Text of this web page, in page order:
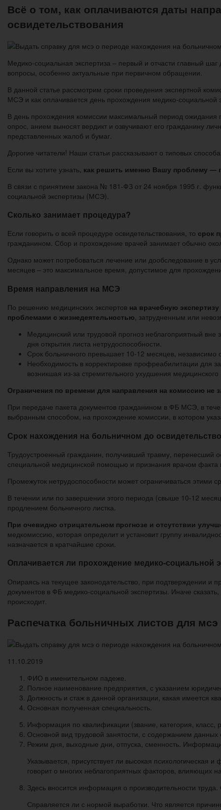
Всё о том, как оплачиваются даты
освидетельствования
Медико-социальная экспертиза – первый и отчасти главный
вопросы, особенно актуальные при первичном обращении.
В данной статье рассмотрим сроки проведения экспертной
МСЭ и как оплачивается день прохождения медико-социальной
В день прохождения комиссии максимальный период
опрос, анием выносят вердикт и озвучивают его гражданину
представленных жалоб и бумаг.
Дорогие читатели! Наши статьи рассказывают о типовых
Если вы хотите узнать, как решить именно Вашу проблему —
В связи с принятием закона № 181-ФЗ от 24 ноября 1995 г.
социальной экспертизы (МСЭ).
Сколько занимает процедура?
Если говорить о всей процедуре освидетельствования, то срок
гражданином. Сбор и прохождение врачей занимает обычно
Однако может потребоваться лечение или дообследование в
месяцев – это максимальное время, допустимое для
Время направления на МСЭ
По решению медицинских экспертов на врачебную
проблемами с жизнедеятельностью, затрудненным или
Медицинский или трудовой прогноз неблагоприятный
дня открытия листа нетрудоспособности.
Срок больничного превышает 10-12 месяцев, независимо
Необходимость в корректировке профреабилитации для
возникшая из-за стремительного ухудшения
Ограничения по времени для направления на комиссию не
При передаче пакета документов гражданином в ФБ МСЭ, в
выбранным способом, на прохождение комиссии, в котором
Срок нахождения на больничном до
Трудоустроенный гражданин, получивший травму, перенесший
специальной медицинской помощью и признания врачом факта
Промежуток нетрудоспособности может ограничиваться этими
В течении или по завершении этого периода (свыше 10-12
продлением больничного листка.
При очевидно отрицательном прогнозе и отсутствии
медкомиссию, которая определит и установит группу
назначается в кратчайшие сроки.
Оплачивается ли прохождение медико-социальной
Опираясь на текущее законодательство, при подтверждении и
документов в ФБ медико-социальной экспертизы. Иначе сказать,
происходит.
Распечатка больничных листов для мсэ
11.10.2019
ФИО в именительном падеже.
Полное наименование предприятия, с указанием
Должность и стаж в данной организации, какая имеется
Основная полученная специальность.
Информация по квалификации (звание, категория, класс,
Основной вид трудовой занятости, с содержанием
Режим дня, выходные дни, отпуска, сменность.
Указывается, присутствует ли высокая психологическая
говорит о многих неблагоприятных факторов, влияющих
Здесь вносится информация о производительности
Справляется ли с нормой выработки. Что является